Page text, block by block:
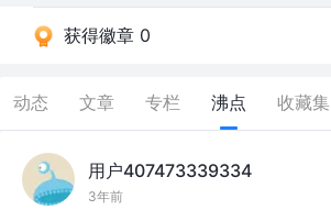
获得徽章 0
动态 文章 专栏 沸点 收藏集
用户407473339334
3年前